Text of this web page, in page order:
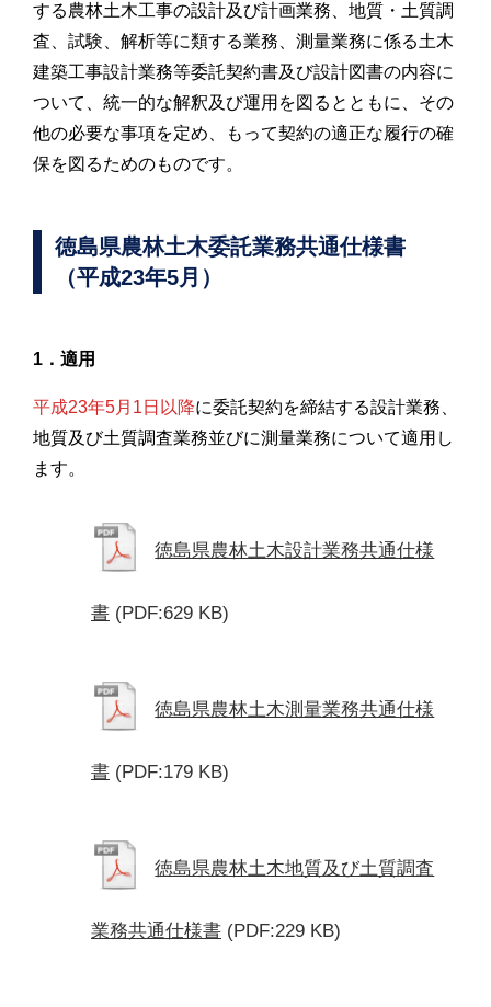
する農林土木工事の設計及び計画業務、地質・土質調
査、試験、解析等に類する業務、測量業務に係る土木
建築工事設計業務等委託契約書及び設計図書の内容に
ついて、統一的な解釈及び運用を図るとともに、その
他の必要な事項を定め、もって契約の適正な履行の確
保を図るためのものです。
徳島県農林土木委託業務共通仕様書
（平成23年5月）
1．適用
平成23年5月1日以降に委託契約を締結する設計業務、
地質及び土質調査業務並びに測量業務について適用し
ます。
徳島県農林土木設計業務共通仕様
書 (PDF:629 KB)
徳島県農林土木測量業務共通仕様
書 (PDF:179 KB)
徳島県農林土木地質及び土質調査
業務共通仕様書 (PDF:229 KB)